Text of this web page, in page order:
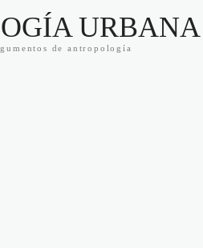
URBANA
de antropología